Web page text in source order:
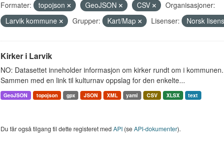
Formater: topojson GeoJSON CSV
Organisasjoner:
Larvik kommune
Grupper: Kart/Map Lisenser: Norsk
Kirker i Larvik
NO: Datasettet inneholder informasjon om kirker rundt om i
Sammen med en link til kulturnav oppslag for den enkelte...
GeoJSON topojson gpx JSON XML yaml CSV XLSX text
Du får også tilgang til dette registeret med API(seAPI-dokumenter).